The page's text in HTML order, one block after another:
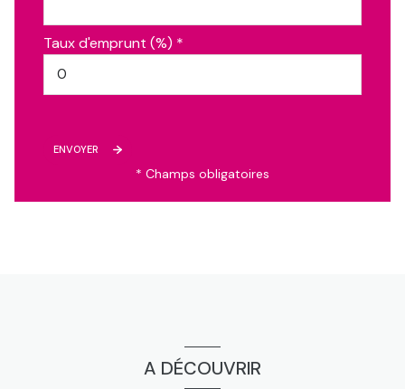
Taux d'emprunt (%) *
ENVOYER
* Champs obligatoires
A DÉCOUVRIR